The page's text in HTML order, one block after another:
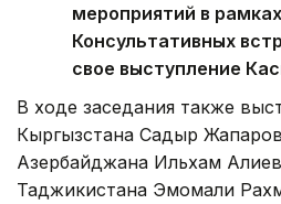
мероприятий в
Консультативных
свое выступление
В ходе заседания также
Кыргызстана Садыр
Азербайджана Ильхам
Таджикистана Эмомали